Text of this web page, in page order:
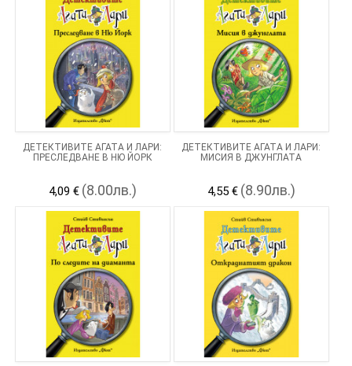
ДЕТЕКТИВИТЕ АГАТА И ЛАРИ:
ПРЕСЛЕДВАНЕ В НЮ ЙОРК
4,09 € (8.00лв.)
ДЕТЕКТИВИТЕ АГАТА И ЛАРИ:
МИСИЯ В ДЖУНГЛАТА
4,55 € (8.90лв.)